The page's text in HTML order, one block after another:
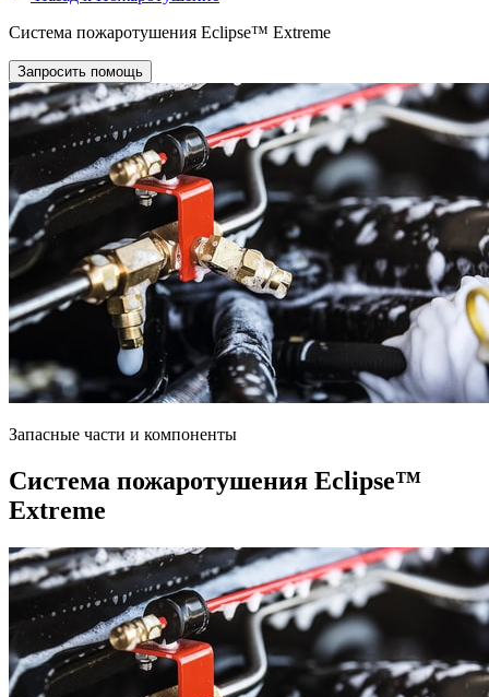
Система пожаротушения Eclipse™ Extreme
Запросить помощь
Запасные части и компоненты
Система пожаротушения Eclipse™
Extreme